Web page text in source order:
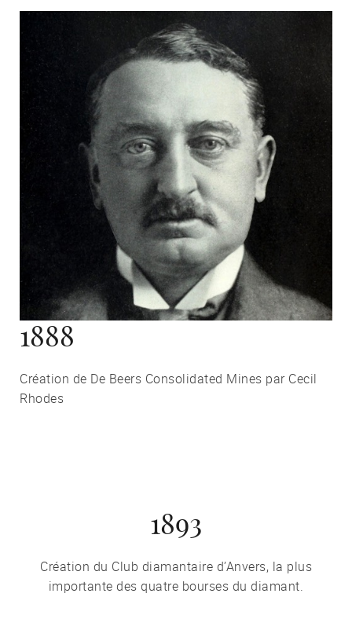
1888
Création de De Beers Consolidated Mines par Cecil
Rhodes
1893
Création du Club diamantaire d’Anvers, la plus
importante des quatre bourses du diamant.